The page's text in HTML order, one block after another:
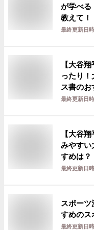
が学べる
教えて！
最終更新日時
【大谷
ったり
ス書のお
最終更新日時
【大谷
みやすい
すめは？
最終更新日時
スポー
すめのス
最終更新日時